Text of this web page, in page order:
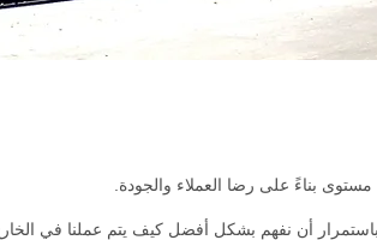
بناءً على رضا العملاء والجودة.
أن نفهم بشكل أفضل كيف يتم عملنا في